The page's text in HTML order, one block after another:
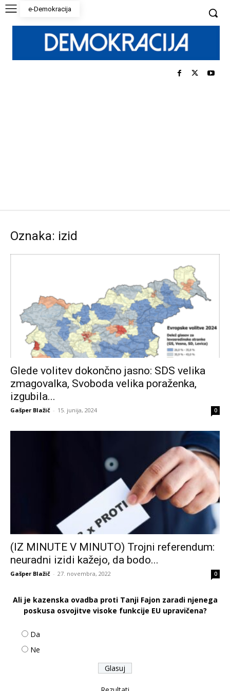
e-Demokracija
Oznaka: izid
Glede volitev dokončno jasno: SDS velika
zmagovalka, Svoboda velika poraženka,
izgubila...
Gašper Blažič - 15. junija, 2024 0
(IZ MINUTE V MINUTO) Trojni referendum:
neuradni izidi kažejo, da bodo...
Gašper Blažič - 27. novembra, 2022 0
Ali je kazenska ovadba proti Tanji Fajon zaradi njenega
poskusa osvojitve visoke funkcije EU upravičena?
Da
Ne